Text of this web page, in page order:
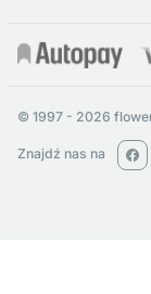
© 1997 - 2026
Znajdź nas na